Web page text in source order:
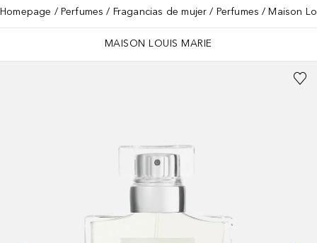
Homepage Perfumes Fragancias de mujer Perfumes Maison
MAISON LOUIS MARIE